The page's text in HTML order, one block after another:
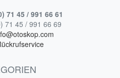
71 45 / 991 66 61
71 45 / 991 66 69